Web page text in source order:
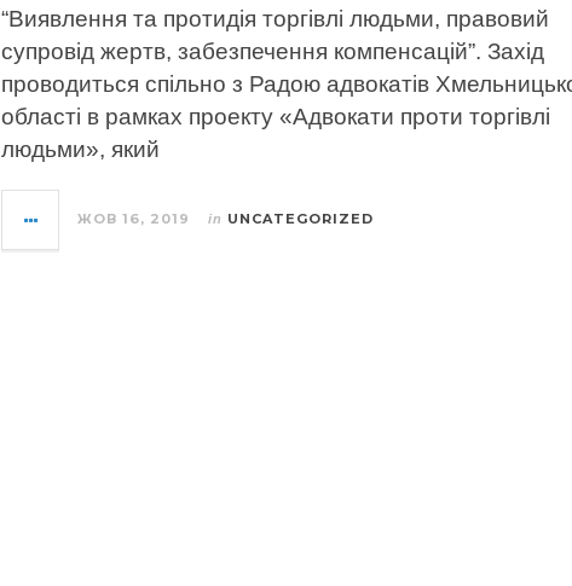
“Виявлення та протидія торгівлі людьми, правовий
супровід жертв, забезпечення компенсацій”. Захід
проводиться спільно з Радою адвокатів
області в рамках проекту «Адвокати проти торгівлі
людьми», який
ЖОВ 16, 2019 in UNCATEGORIZED